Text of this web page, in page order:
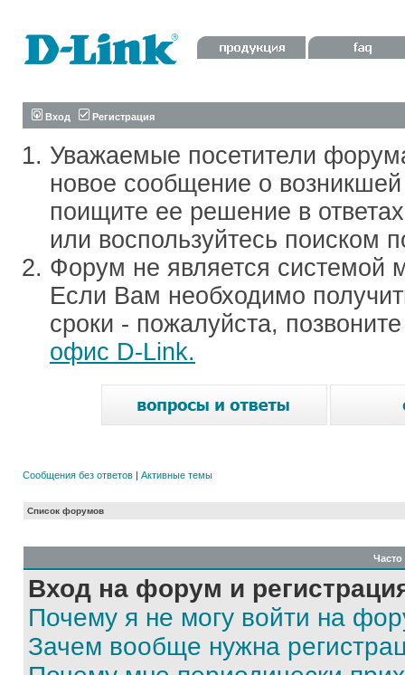
Вход Регистрация
Уважаемые посетители
новое сообщение о
поищите ее решение в
или воспользуйтесь поиском
Форум не является системой
Если Вам необходимо
сроки - пожалуйста,
офис D-Link.
Сообщения без ответов | Активные темы
Список форумов
Вход на форум и
Почему я не могу войти на
Зачем вообще нужна